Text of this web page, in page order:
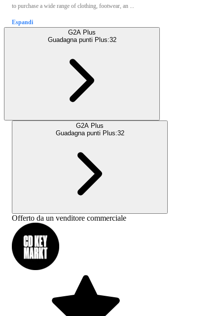
to purchase a wide range of clothing, footwear, an ...
Espandi
G2A Plus
Guadagna punti Plus:32
G2A Plus
Guadagna punti Plus:32
Offerto da un venditore commerciale